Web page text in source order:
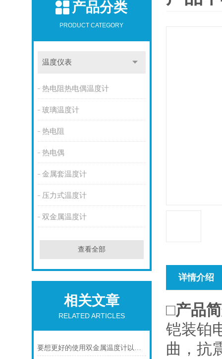
产品分类
PRODUCT CATEGORY
温度仪表
热电阻热电偶温度计
玻璃温度计
热电阻
热电偶
金属套温度计
压力式温度计
双金属温度计
查看全部
相关文章
RELATED ARTICLES
要想更好的使用双金属温度计以下几点不可少
详情介绍
□产品
铠装铂
曲，抗